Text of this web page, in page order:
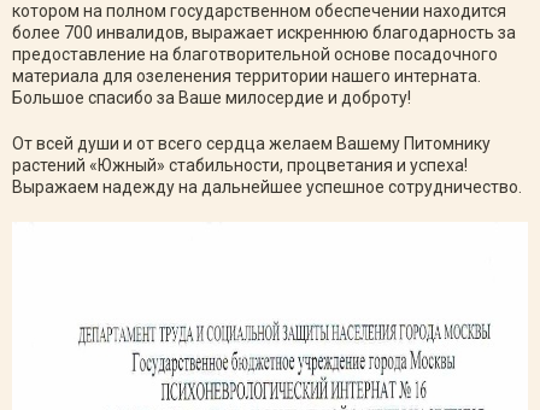
котором на полном государственном обеспечении находится
более 700 инвалидов, выражает искреннюю благодарность за
предоставление на благотворительной основе посадочного
материала для озеленения территории нашего интерната.
Большое спасибо за Ваше милосердие и доброту!
От всей души и от всего сердца желаем Вашему Питомнику
растений «Южный» стабильности, процветания и успеха!
Выражаем надежду на дальнейшее успешное сотрудничество.